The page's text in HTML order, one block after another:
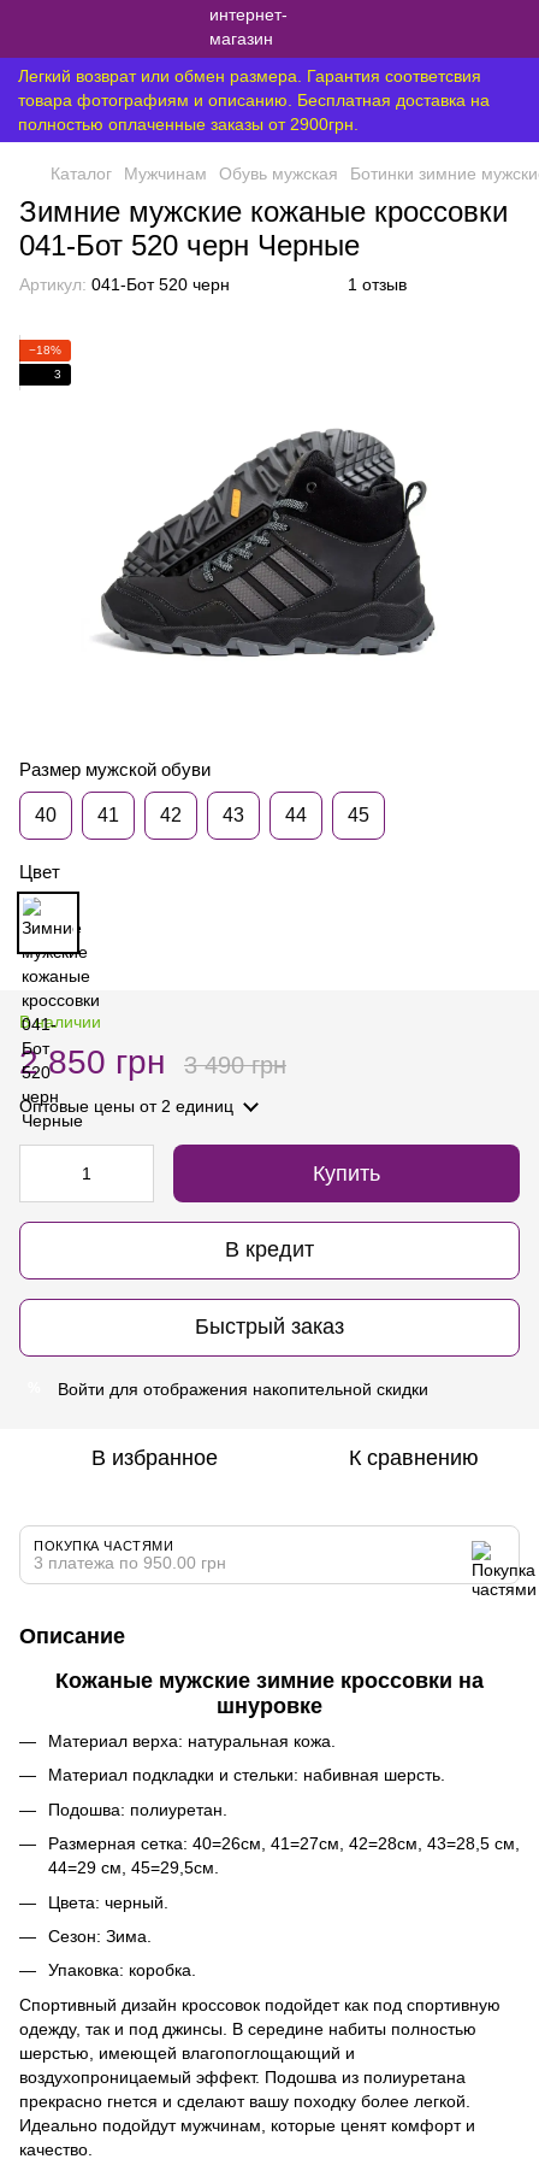
Легкий возврат или обмен размера. Гарантия соответсвия
товара фотографиям и описанию. Бесплатная доставка на
полностью оплаченные заказы от 2900грн.
Каталог Мужчинам Обувь мужская Ботинки зимние
Зимние мужские кожаные кроссовки
041-Бот 520 черн Черные
Артикул: 041-Бот 520 черн 1 отзыв
−18%
3
Размер мужской обуви
40 41 42 43 44 45
Цвет
В наличии
2 850 грн 3 490 грн
Оптовые цены от 2 единиц
Купить
В кредит
Быстрый заказ
Войти для отображения накопительной скидки
В избранное К сравнению
ПОКУПКА ЧАСТЯМИ
3 платежа по 950.00 грн
Описание
Кожаные мужские зимние кроссовки на
шнуровке
Материал верха: натуральная кожа.
Материал подкладки и стельки: набивная шерсть.
Подошва: полиуретан.
Размерная сетка: 40=26см, 41=27см, 42=28см, 43=28,5 см,
44=29 см, 45=29,5см.
Цвета: черный.
Сезон: Зима.
Упаковка: коробка.
Спортивный дизайн кроссовок подойдет как под спортивную
одежду, так и под джинсы. В середине набиты полностью
шерстью, имеющей влагопоглощающий и
воздухопроницаемый эффект. Подошва из полиуретана
прекрасно гнется и сделают вашу походку более легкой.
Идеально подойдут мужчинам, которые ценят комфорт и
качество.